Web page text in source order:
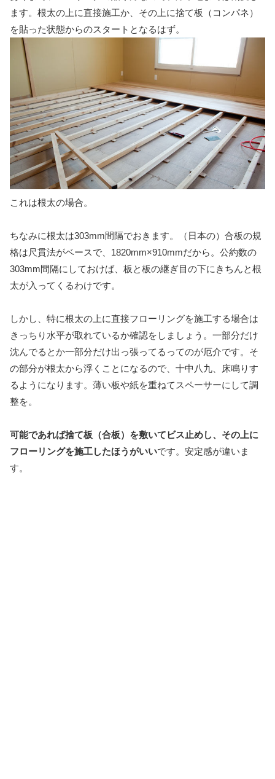
ます。根太の上に直接施工か、その上に捨て板（コンパネ）
を貼った状態からのスタートとなるはず。
これは根太の場合。
ちなみに根太は303mm間隔でおきます。（日本の）合板の規
格は尺貫法がベースで、1820mm×910mmだから。公約数の
303mm間隔にしておけば、板と板の継ぎ目の下にきちんと根
太が入ってくるわけです。
しかし、特に根太の上に直接フローリングを施工する場合は
きっちり水平が取れているか確認をしましょう。一部分だけ
沈んでるとか一部分だけ出っ張ってるってのが厄介です。そ
の部分が根太から浮くことになるので、十中八九、床鳴りす
るようになります。薄い板や紙を重ねてスペーサーにして調
整を。
可能であれば捨て板（合板）を敷いてビス止めし、その上に
フローリングを施工したほうがいいです。安定感が違いま
す。